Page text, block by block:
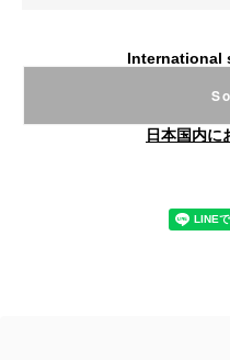
International
日本国内に